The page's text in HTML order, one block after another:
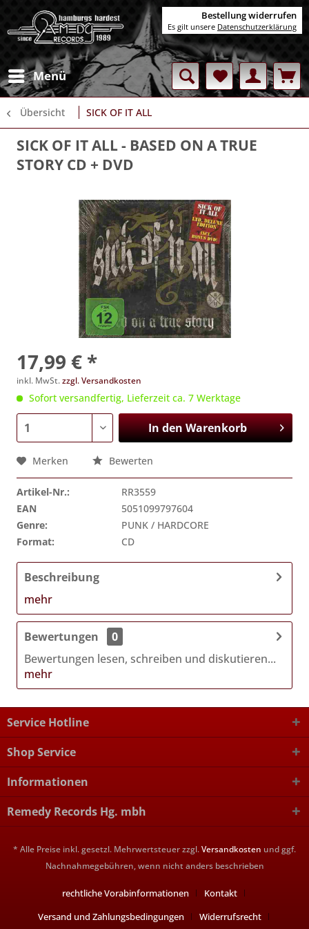
Menü
Übersicht SICK OF IT ALL
SICK OF IT ALL- BASED ON A TRUE
STORY CD + DVD
17,99 € *
inkl. MwSt.zzgl. Versandkosten
Sofort versandfertig, Lieferzeit ca. 7 Werktage
In denWarenkorb
Merken Bewerten
Artikel-Nr.:
RR3559
EAN
5051099797604
Genre:
PUNK / HARDCORE
Format:
CD
Beschreibung
mehr
Bewertungen
0
Bewertungen lesen, schreiben und diskutieren...
mehr
Service Hotline
Shop Service
Informationen
Remedy Records Hg. mbh
* Alle Preise inkl. gesetzl. Mehrwertsteuer zzgl.Versandkosten und ggf.
Nachnahmegebühren, wenn nicht anders beschrieben
rechtliche Vorabinformationen
Kontakt
Versand und Zahlungsbedingungen
Widerrufsrecht
Bestellung widerrufen
Es gilt unsere Datenschutzerklärung